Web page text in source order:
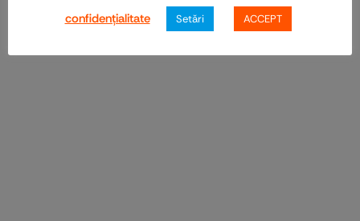
confidenţialitate
Setări ACCEPT